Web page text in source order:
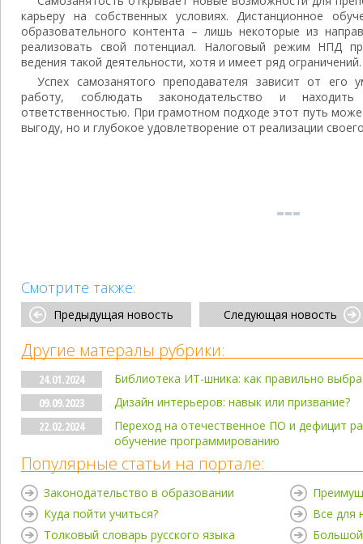
карьеру на собственных условиях. Дистанционное
образовательного контента – лишь некоторые из
реализовать свой потенциал. Налоговый режим НПД
ведения такой деятельности, хотя и имеет ряд ограничений.
Успех самозанятого преподавателя зависит от его
работу, соблюдать законодательство и
ответственностью. При грамотном подходе этот путь
выгоду, но и глубокое удовлетворение от реализации
Смотрите также:
Предыдущая новость Следующая новость
Другие матералы рубрики:
24.01.2024
Библиотека ИТ-шника: как правильно
09.09.2023
Дизайн интерьеров: навык или призвание?
22.02.2024
Переход на отечественное ПО и дефицит
обучение программированию
Популярные статьи на портале:
Законодательство в образовании
Куда пойти учиться?
Толковый словарь русского языка
Все для
Большой